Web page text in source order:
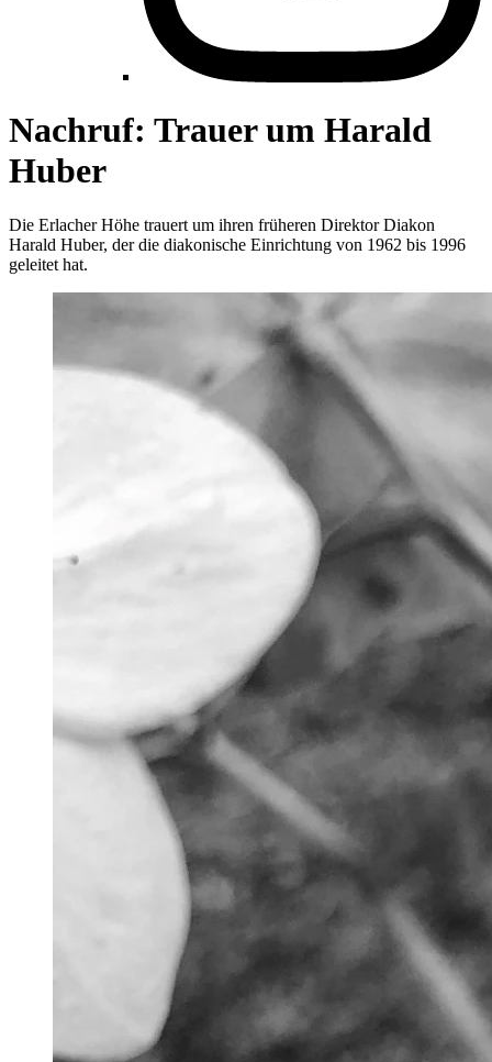
Nachruf: Trauer um Harald
Huber
Die Erlacher Höhe trauert um ihren früheren Direktor Diakon
Harald Huber, der die diakonische Einrichtung von 1962 bis 1996
geleitet hat.